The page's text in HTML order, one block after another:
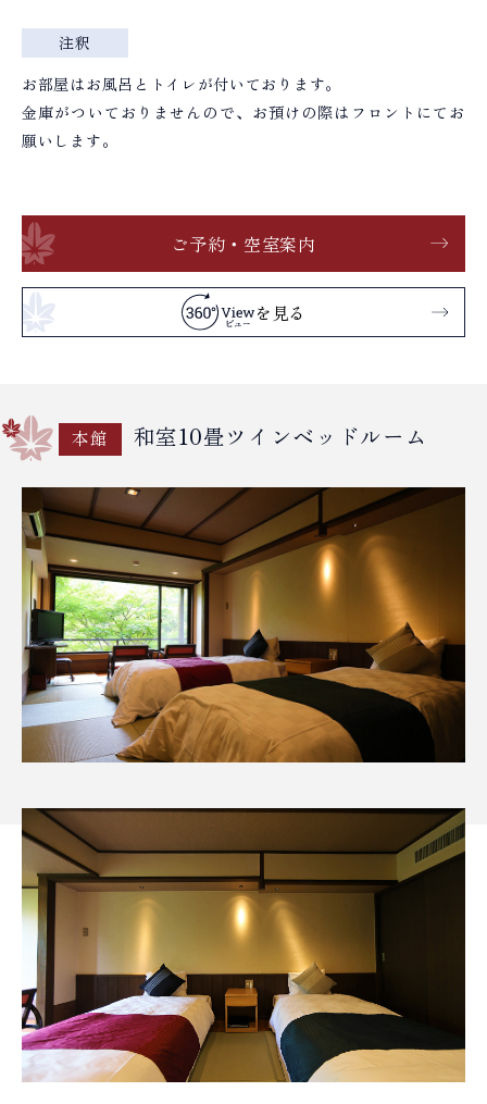
注釈
お部屋はお風呂とトイレが付いております。
金庫がついておりませんので、お預けの際はフロントにてお
願いします。
ご予約・空室案内
を見る
本館 和室10畳ツインベッドルーム